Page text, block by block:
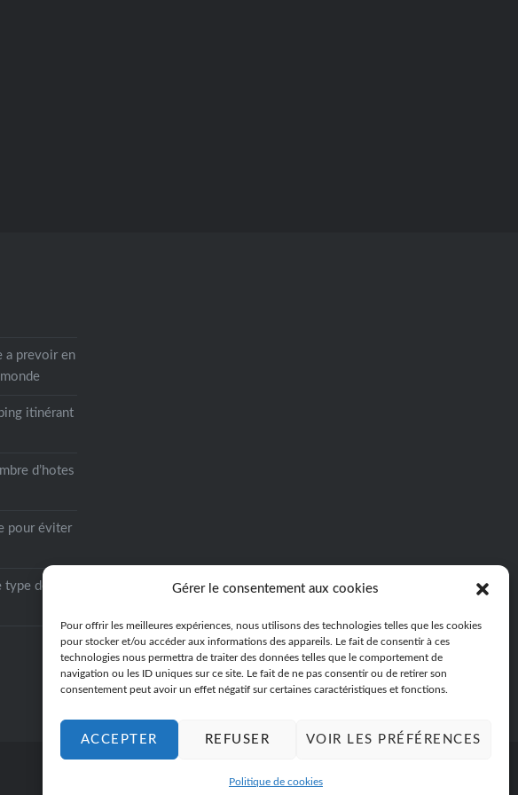
Gérer le consentement aux cookies
Pour offrir les meilleures expériences, nous utilisons des technologies telles que les cookies
pour stocker et/ou accéder aux informations des appareils. Le fait de consentir à ces
technologies nous permettra de traiter des données telles que le comportement de
navigation ou les ID uniques sur ce site. Le fait de ne pas consentir ou de retirer son
consentement peut avoir un effet négatif sur certaines caractéristiques et fonctions.
ACCEPTER REFUSER VOIR LES PRÉFÉRENCES
Politique de cookies
a prevoir en
itinérant
d’hotes
pour éviter
de